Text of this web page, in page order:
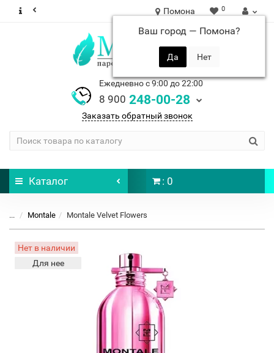
Помона
Ваш город — Помона?
0
Ежедневно с 9:00 до 22:00
8 900 248-00-28
Заказать обратный звонок
Каталог : 0
... Montale Montale Velvet Flowers
Нет в наличии
Для нее